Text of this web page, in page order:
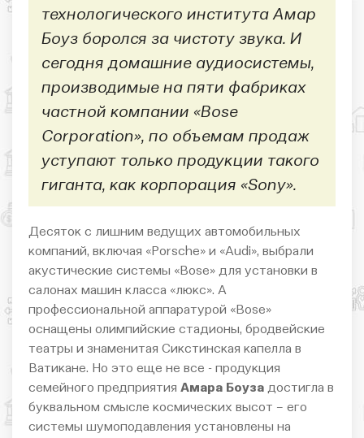
технологического института Амар
Боуз боролся за чистоту звука. И
сегодня домашние аудиосистемы,
производимые на пяти фабриках
частной компании «Bose
Corporation», по объемам продаж
уступают только продукции такого
гиганта, как корпорация «Sony».
Десяток с лишним ведущих автомобильных
компаний, включая «Porsche» и «Audi», выбрали
акустические системы «Bose» для установки в
салонах машин класса «люкс». А
профессиональной аппаратурой «Bose»
оснащены олимпийские стадионы, бродвейские
театры и знаменитая Сикстинская капелла в
Ватикане. Но это еще не все - продукция
семейного предприятия Амара Боуза достигла в
буквальном смысле космических высот – его
системы шумоподавления установлены на